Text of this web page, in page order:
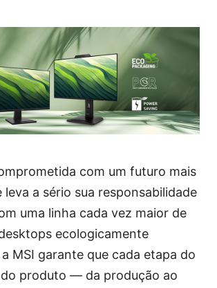
com um futuro mais
leva a sério sua responsabilidade
uma linha cada vez maior de
ecologicamente
MSI garante que cada etapa do
produto — da produção ao